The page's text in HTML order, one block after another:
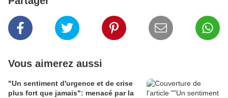
Vous aimerez aussi
"Un sentiment d'urgence et de crise
plus fort que jamais": menacé par la